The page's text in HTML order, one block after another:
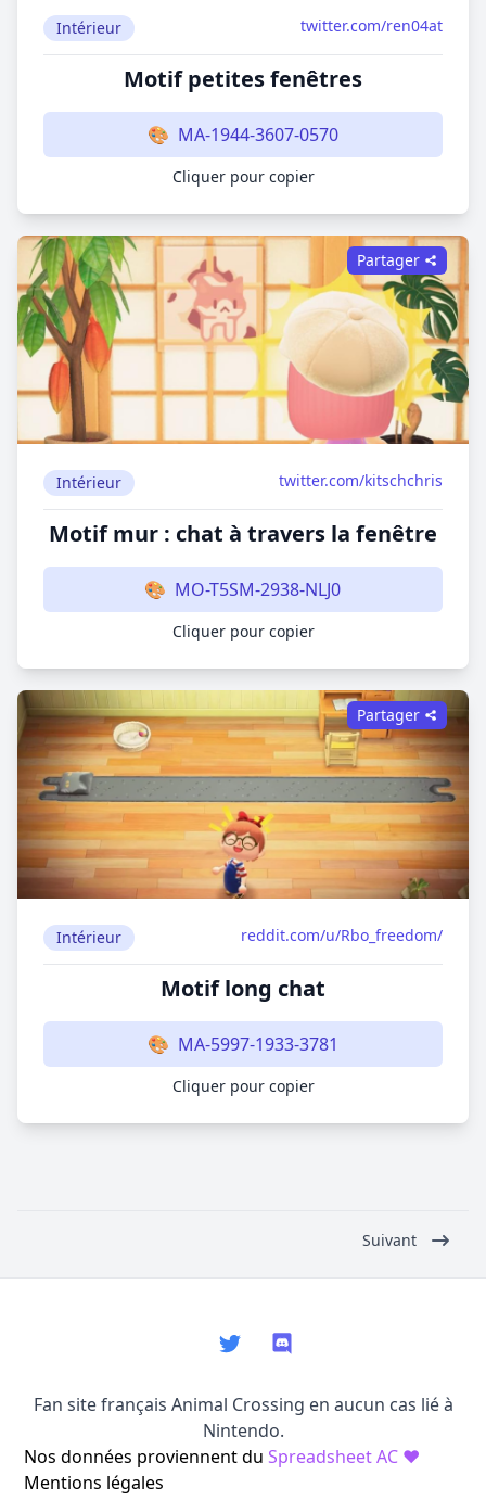
Intérieur twitter.com/ren04at
Motif petites fenêtres
🎨 MA-1944-3607-0570
Cliquer pour copier
Intérieur twitter.com/kitschchris
Motif mur : chat à travers la fenêtre
🎨 MO-T5SM-2938-NLJ0
Cliquer pour copier
Partager
Intérieur reddit.com/u/Rbo_freedom/
Motif long chat
🎨 MA-5997-1933-3781
Cliquer pour copier
Partager
Suivant
Twitter Discord
Fan site français Animal Crossing en aucun cas lié à
Nintendo.
Nos données proviennent duSpreadsheet AC ♥
Mentions légales